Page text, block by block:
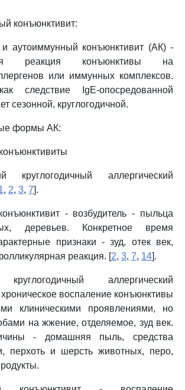
конъюнктивит:
и аутоиммунный конъюнктивит (АК) -
реакция конъюнктивы на
или иммунных комплексов.
следствие IgE-опосредованной
сезонной, круглогодичной.
формы АК:
круглогодичный аллергический
, 2, 3, 7].
- возбудитель - пыльца
деревьев. Конкретное время
признаки - зуд, отек век,
реакция. [2, 3, 7, 14].
круглогодичный аллергический
воспаление конъюнктивы
клиническими проявлениями, но
на жжение, отделяемое, зуд век.
- домашняя пыль, средства
перхоть и шерсть животных, перо,